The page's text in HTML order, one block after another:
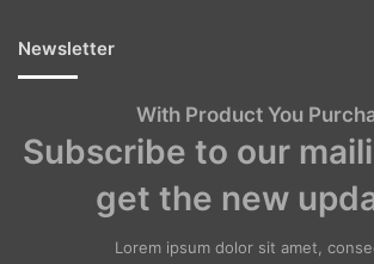
Newsletter
With Product You
Subscribe to our
get the new
Lorem ipsum dolor sit amet,